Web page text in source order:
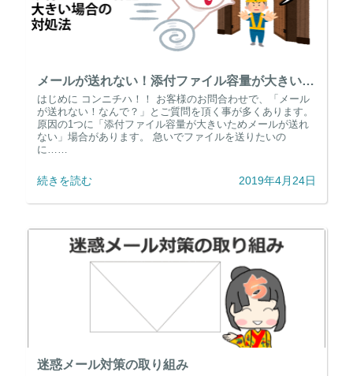
メールが送れない！添付ファイル容量が大きい場合の対処法
はじめに コンニチハ！！ お客様のお問合わせで、「メール
が送れない！なんで？」とご質問を頂く事が多くあります。
原因の1つに「添付ファイル容量が大きいためメールが送れ
ない」場合があります。 急いでファイルを送りたいの
に……
続きを読む 2019年4月24日
迷惑メール対策の取り組み